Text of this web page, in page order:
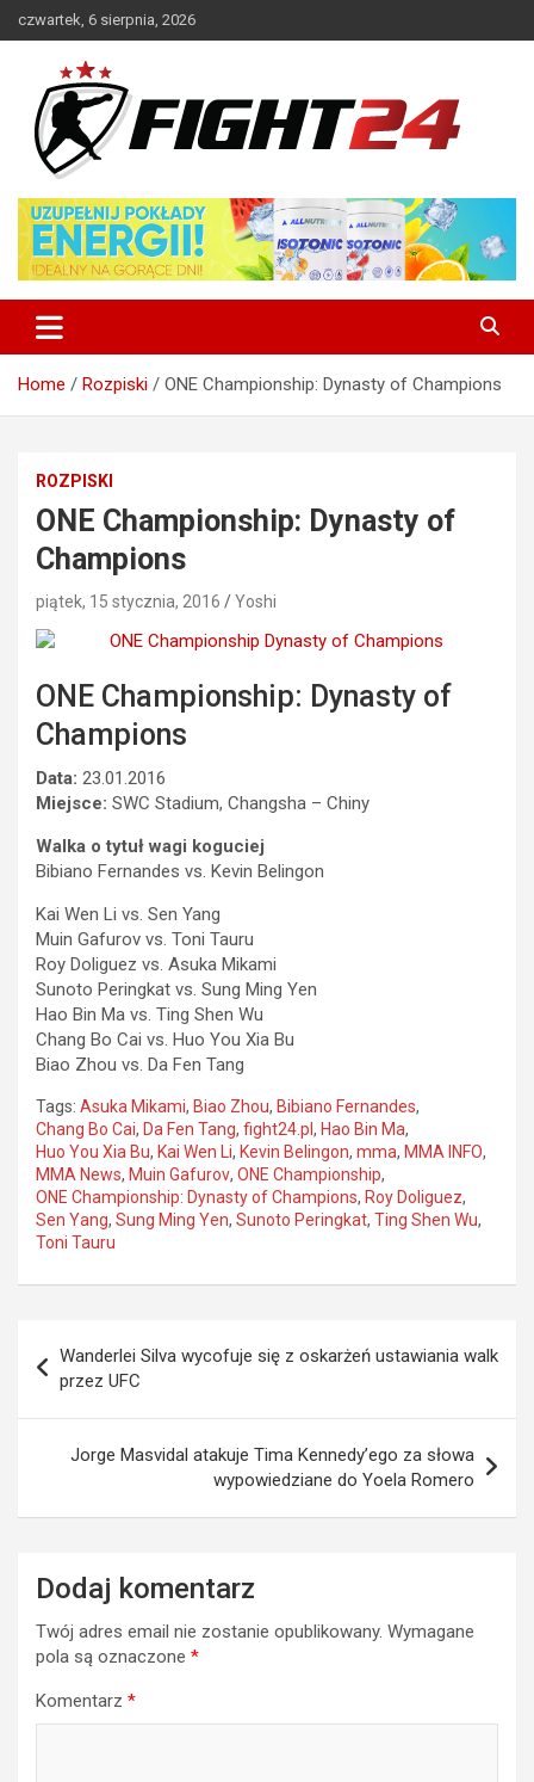
to
czwartek, 6 sierpnia, 2026
FIGHT24.PL – MMA i K-1, UFC
Home Rozpiski ONE Championship: Dynasty of Champions
ROZPISKI
ONE Championship: Dynasty of
Champions
piątek, 15 stycznia, 2016 Yoshi
ONE Championship: Dynasty of
Champions
Data: 23.01.2016
Miejsce: SWC Stadium, Changsha – Chiny
Walka o tytuł wagi koguciej
Bibiano Fernandes vs. Kevin Belingon
Kai Wen Li vs. Sen Yang
Muin Gafurov vs. Toni Tauru
Roy Doliguez vs. Asuka Mikami
Sunoto Peringkat vs. Sung Ming Yen
Hao Bin Ma vs. Ting Shen Wu
Chang Bo Cai vs. Huo You Xia Bu
Biao Zhou vs. Da Fen Tang
Tags: Asuka Mikami, Biao Zhou, Bibiano Fernandes,
Chang Bo Cai, Da Fen Tang, fight24.pl , Hao Bin Ma,
Huo You Xia Bu, Kai Wen Li, Kevin Belingon, mma, MMA INFO,
MMA News, Muin Gafurov, ONE Championship,
ONE Championship: Dynasty of Champions, Roy Doliguez,
Sen Yang, Sung Ming Yen, Sunoto Peringkat, Ting Shen Wu,
Toni Tauru
wpisu
Wanderlei Silva wycofuje się z oskarżeń ustawiania walk
przez UFC
Jorge Masvidal atakuje Tima Kennedy’ego za słowa
wypowiedziane do Yoela Romero
Dodaj komentarz
Twój adres email nie zostanie opublikowany. Wymagane
pola są oznaczone *
Komentarz *